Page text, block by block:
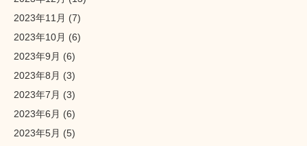
2023年11月 (7)
2023年10月 (6)
2023年9月 (6)
2023年8月 (3)
2023年7月 (3)
2023年6月 (6)
2023年5月 (5)